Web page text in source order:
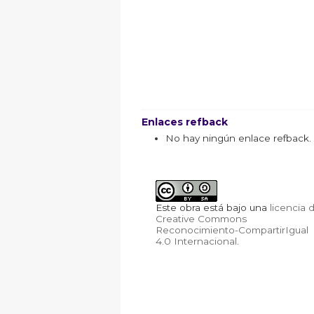
Enlaces refback
No hay ningún enlace refback.
Este obra está bajo una licencia
Creative Commons
Reconocimiento-CompartirIgual
4.0 Internacional